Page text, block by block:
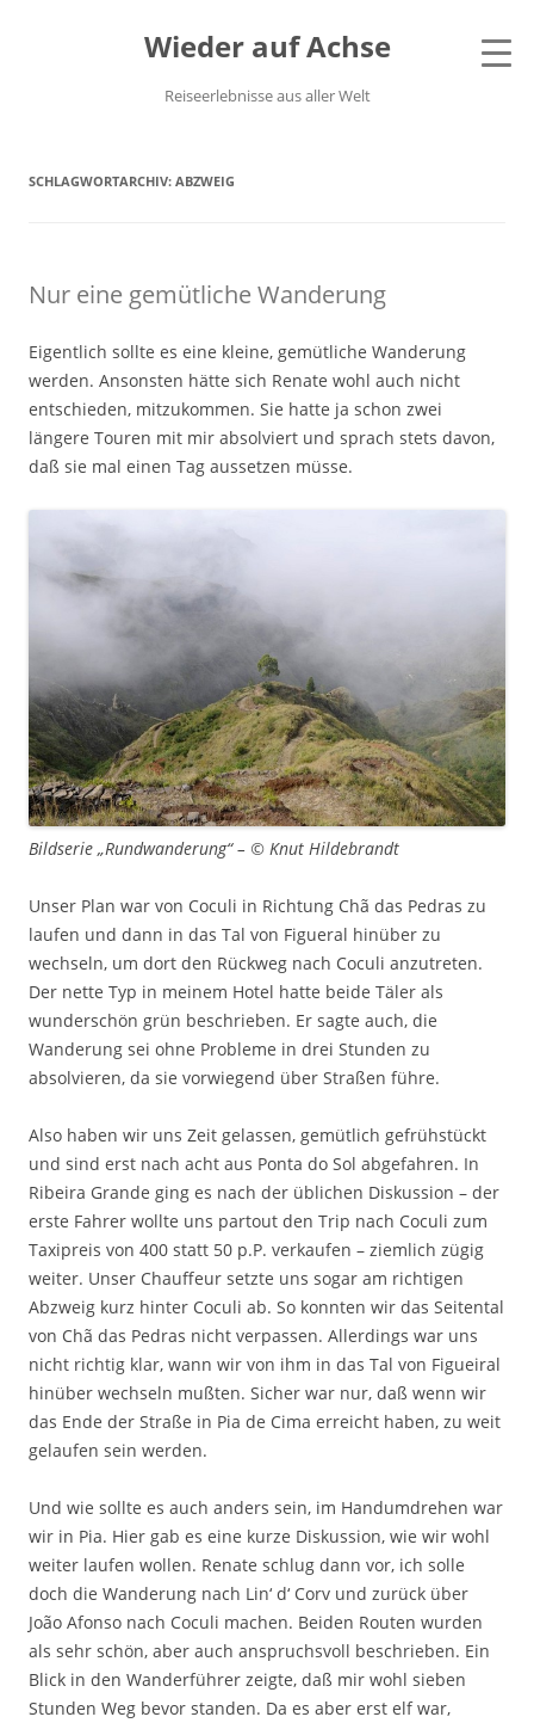
Wieder auf Achse
Reiseerlebnisse aus aller Welt
SCHLAGWORTARCHIV: ABZWEIG
Nur eine gemütliche Wanderung
Eigentlich sollte es eine kleine, gemütliche Wanderung
werden. Ansonsten hätte sich Renate wohl auch nicht
entschieden, mitzukommen. Sie hatte ja schon zwei
längere Touren mit mir absolviert und sprach stets davon,
daß sie mal einen Tag aussetzen müsse.
Bildserie „Rundwanderung“ – © Knut Hildebrandt
Unser Plan war von Coculi in Richtung Chã das Pedras zu
laufen und dann in das Tal von Figueral hinüber zu
wechseln, um dort den Rückweg nach Coculi anzutreten.
Der nette Typ in meinem Hotel hatte beide Täler als
wunderschön grün beschrieben. Er sagte auch, die
Wanderung sei ohne Probleme in drei Stunden zu
absolvieren, da sie vorwiegend über Straßen führe.
Also haben wir uns Zeit gelassen, gemütlich gefrühstückt
und sind erst nach acht aus Ponta do Sol abgefahren. In
Ribeira Grande ging es nach der üblichen Diskussion – der
erste Fahrer wollte uns partout den Trip nach Coculi zum
Taxipreis von 400 statt 50 p.P. verkaufen – ziemlich zügig
weiter. Unser Chauffeur setzte uns sogar am richtigen
Abzweig kurz hinter Coculi ab. So konnten wir das Seitental
von Chã das Pedras nicht verpassen. Allerdings war uns
nicht richtig klar, wann wir von ihm in das Tal von Figueiral
hinüber wechseln mußten. Sicher war nur, daß wenn wir
das Ende der Straße in Pia de Cima erreicht haben, zu weit
gelaufen sein werden.
Und wie sollte es auch anders sein, im Handumdrehen war
wir in Pia. Hier gab es eine kurze Diskussion, wie wir wohl
weiter laufen wollen. Renate schlug dann vor, ich solle
doch die Wanderung nach Lin‘ d‘ Corv und zurück über
João Afonso nach Coculi machen. Beiden Routen wurden
als sehr schön, aber auch anspruchsvoll beschrieben. Ein
Blick in den Wanderführer zeigte, daß mir wohl sieben
Stunden Weg bevor standen. Da es aber erst elf war,